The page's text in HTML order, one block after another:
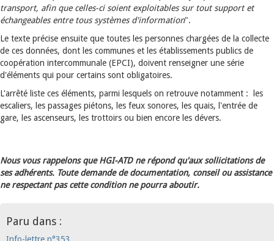
transport, afin que celles-ci soient exploitables sur tout support et
échangeables entre tous systèmes d'information".
Le texte précise ensuite que toutes les personnes chargées de la collecte
de ces données, dont les communes et les établissements publics de
coopération intercommunale (EPCI), doivent renseigner une série
d'éléments qui pour certains sont obligatoires.
L'arrêté liste ces éléments, parmi lesquels on retrouve notamment : les
escaliers, les passages piétons, les feux sonores, les quais, l'entrée de
gare, les ascenseurs, les trottoirs ou bien encore les dévers.
Nous vous rappelons que HGI-ATD ne répond qu'aux sollicitations de
ses adhérents. Toute demande de documentation, conseil ou assistance
ne respectant pas cette condition ne pourra aboutir.
Paru dans :